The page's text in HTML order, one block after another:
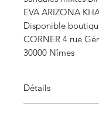
EVA ARIZONA
Disponible
CORNER 4 rue
30000 Nîmes
Détails